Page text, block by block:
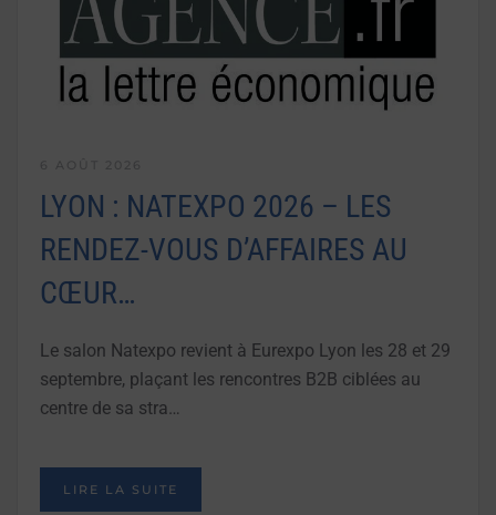
LYON : NATEXPO 2026 – LES
RENDEZ-VOUS D’AFFAIRES AU
CŒUR…
Le salon Natexpo revient à Eurexpo Lyon les 28 et 29
septembre, plaçant les rencontres B2B ciblées au
centre de sa stra…
LIRE LA SUITE